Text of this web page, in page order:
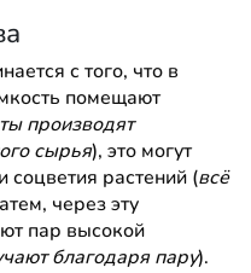
с того, что в
помещают
производят
сырья), это могут
соцветия растений (всё
через эту
пар высокой
благодаря пару).